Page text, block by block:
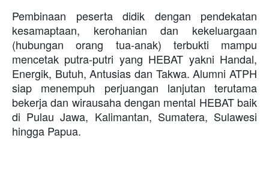
Pembinaan peserta didik dengan pendekatan
kesamaptaan, kerohanian dan kekeluargaan
(hubungan orang tua-anak) terbukti mampu
mencetak putra-putri yang HEBAT yakni Handal,
Energik, Butuh, Antusias dan Takwa. Alumni ATPH
siap menempuh perjuangan lanjutan terutama
bekerja dan wirausaha dengan mental HEBAT baik
di Pulau Jawa, Kalimantan, Sumatera, Sulawesi
hingga Papua.